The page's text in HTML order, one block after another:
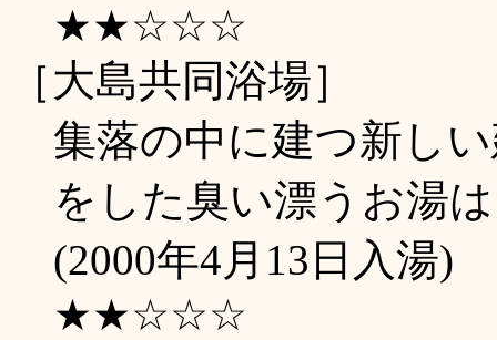
★★☆☆☆
［大島共同浴場］
集落の中に建つ新し
をした臭い漂うお湯
(2000年4月13日入湯)
★★☆☆☆